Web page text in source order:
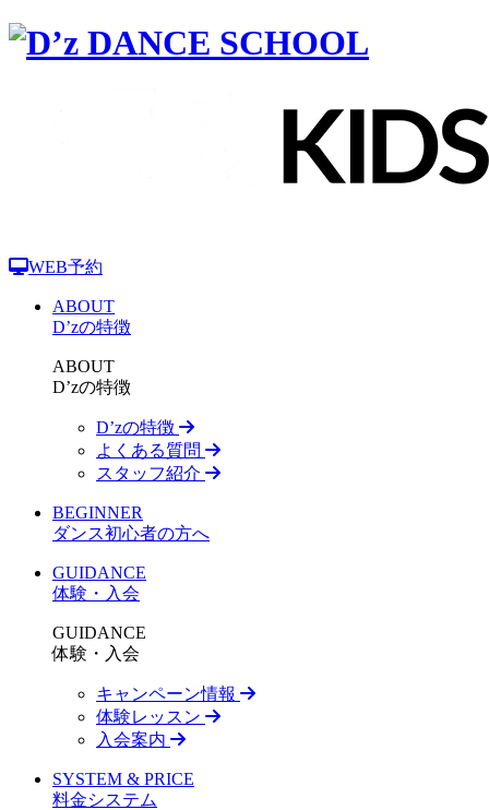
WEB予約
ABOUT
D’zの特徴
ABOUT
D’zの特徴
D’zの特徴
よくある質問
スタッフ紹介
BEGINNER
ダンス初心者の方へ
GUIDANCE
体験・入会
GUIDANCE
体験・入会
キャンペーン情報
体験レッスン
入会案内
SYSTEM & PRICE
料金システム